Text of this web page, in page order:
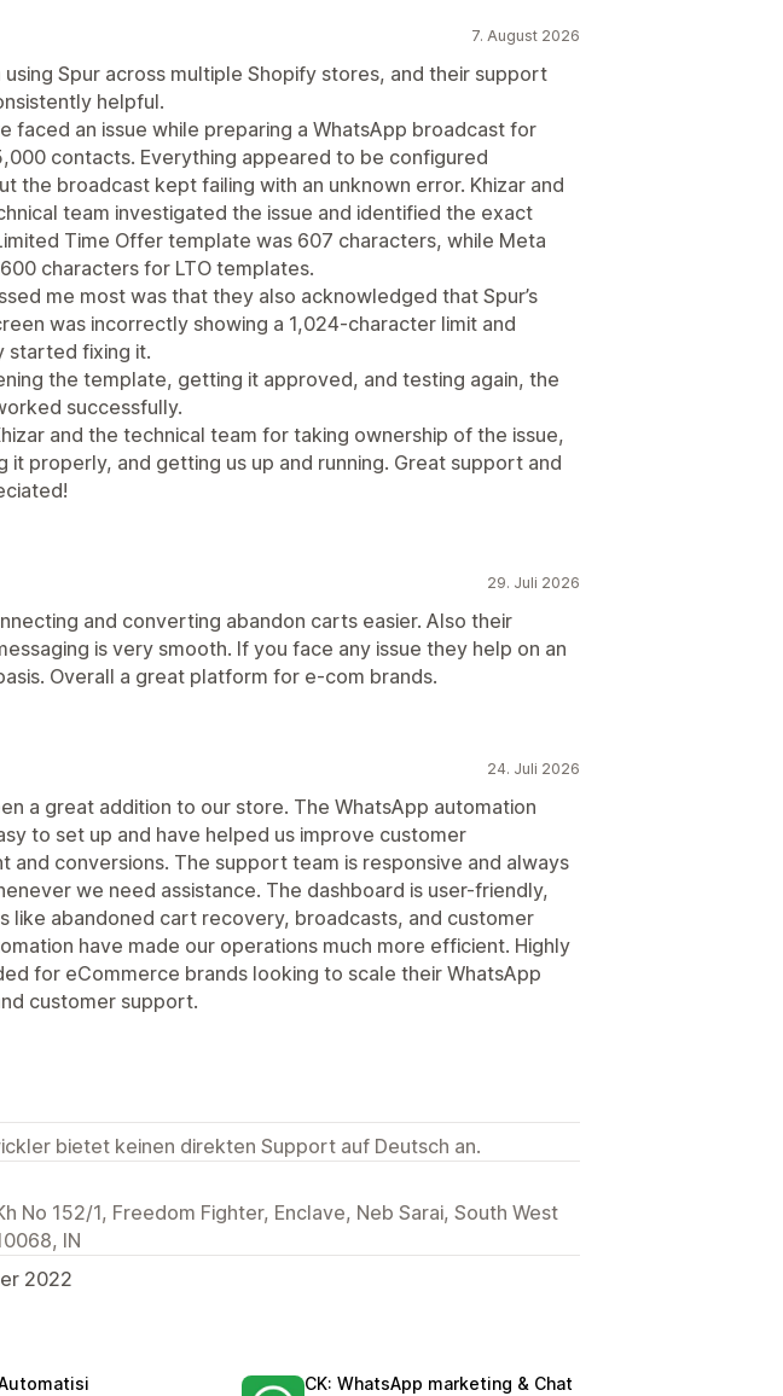
7. August 2026
using Spur across multiple Shopify stores, and their support
helpful.
faced an issue while preparing a WhatsApp broadcast for
contacts. Everything appeared to be configured
the broadcast kept failing with an unknown error. Khizar and
team investigated the issue and identified the exact
Time Offer template was 607 characters, while Meta
characters for LTO templates.
me most was that they also acknowledged that Spur’s
was incorrectly showing a 1,024-character limit and
started fixing it.
the template, getting it approved, and testing again, the
successfully.
and the technical team for taking ownership of the issue,
it properly, and getting us up and running. Great support and
29. Juli 2026
and converting abandon carts easier. Also their
is very smooth. If you face any issue they help on an
Overall a great platform for e-com brands.
24. Juli 2026
a great addition to our store. The WhatsApp automation
to set up and have helped us improve customer
and conversions. The support team is responsive and always
we need assistance. The dashboard is user-friendly,
like abandoned cart recovery, broadcasts, and customer
have made our operations much more efficient. Highly
for eCommerce brands looking to scale their WhatsApp
customer support.
bietet keinen direkten Support auf Deutsch an.
No 152/1, Freedom Fighter, Enclave, Neb Sarai, South West
IN
2022
CK: WhatsApp marketing & Chat